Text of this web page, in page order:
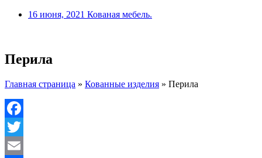
16 июня, 2021 Кованая мебель.
Перила
Главная страница » Кованные изделия » Перила
Facebook
Twitter